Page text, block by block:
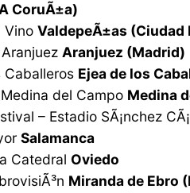
CoruÃ±a)
Vino ValdepeÃ±as (Ciudad
Aranjuez (Madrid)
Caballeros Ejea de los
del Campo Medina
– Estadio SÃ¡nchez
Salamanca
Catedral Oviedo
Miranda de Ebro